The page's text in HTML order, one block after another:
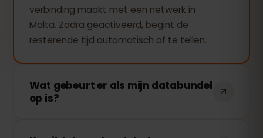
verbinding maakt met een netwerk in
Malta. Zodra geactiveerd, begint de
resterende tijd automatisch af te tellen.
Wat gebeurt er als mijn databundel
op is?